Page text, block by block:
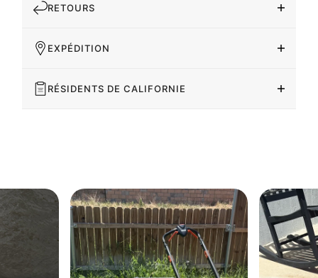
RETOURS
EXPÉDITION
RÉSIDENTS DE CALIFORNIE